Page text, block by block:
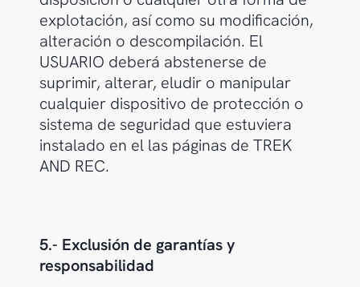
explotación, así como su modificación,
alteración o descompilación. El
USUARIO deberá abstenerse de
suprimir, alterar, eludir o manipular
cualquier dispositivo de protección o
sistema de seguridad que estuviera
instalado en el las páginas de TREK
AND REC.
5.- Exclusión de garantías y
responsabilidad